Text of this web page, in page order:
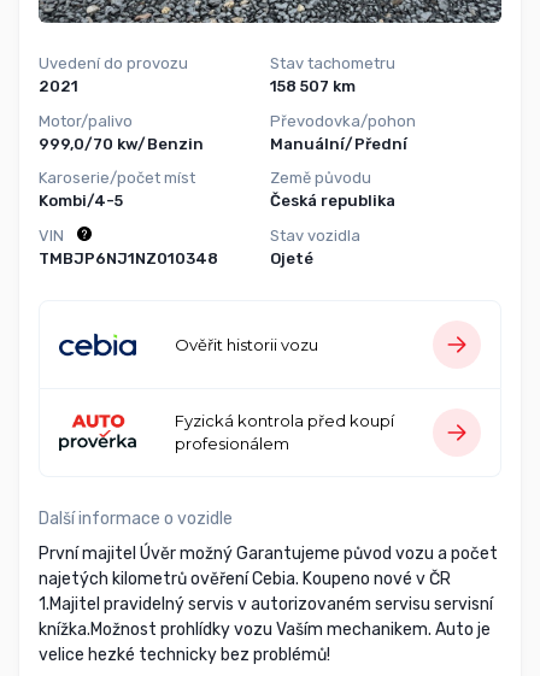
Uvedení do provozu
2021
Motor/palivo
999,0/70 kw/Benzin
Karoserie/počet míst
Kombi/4-5
Stav tachometru
158 507 km
Převodovka/pohon
Manuální/Přední
Země původu
Česká republika
VIN
TMBJP6NJ1NZ010348
Stav vozidla
Ojeté
Ověřit historii vozu
Fyzická kontrola před koupí
profesionálem
Další informace o vozidle
První majitel Úvěr možný Garantujeme původ vozu a počet
najetých kilometrů ověření Cebia. Koupeno nové v ČR
1.Majitel pravidelný servis v autorizovaném servisu servisní
knížka.Možnost prohlídky vozu Vaším mechanikem. Auto je
velice hezké technicky bez problémů!